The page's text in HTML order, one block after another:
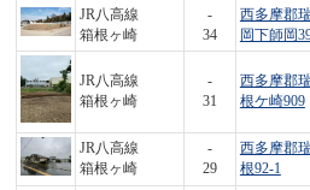
JR八高線
箱根ヶ崎
-
34
西多摩郡
岡下師岡
JR八高線
箱根ヶ崎
-
31
西多摩郡
根ケ崎909
JR八高線
箱根ヶ崎
-
29
西多摩郡
根92-1